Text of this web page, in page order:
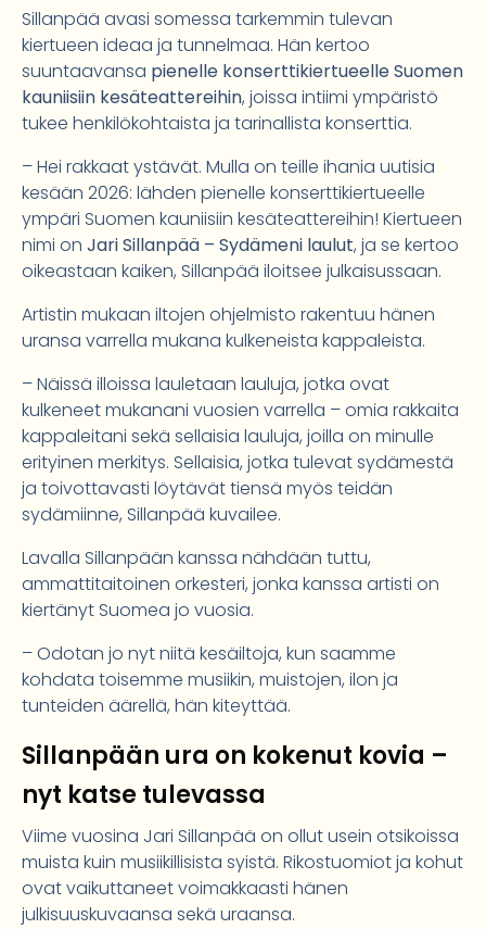
Sillanpää avasi somessa tarkemmin tulevan
kiertueen ideaa ja tunnelmaa. Hän kertoo
suuntaavansa pienelle konserttikiertueelle Suomen
kauniisiin kesäteattereihin, joissa intiimi ympäristö
tukee henkilökohtaista ja tarinallista konserttia.
– Hei rakkaat ystävät. Mulla on teille ihania uutisia
kesään 2026: lähden pienelle konserttikiertueelle
ympäri Suomen kauniisiin kesäteattereihin! Kiertueen
nimi on Jari Sillanpää – Sydämeni laulut, ja se kertoo
oikeastaan kaiken, Sillanpää iloitsee julkaisussaan.
Artistin mukaan iltojen ohjelmisto rakentuu hänen
uransa varrella mukana kulkeneista kappaleista.
– Näissä illoissa lauletaan lauluja, jotka ovat
kulkeneet mukanani vuosien varrella – omia rakkaita
kappaleitani sekä sellaisia lauluja, joilla on minulle
erityinen merkitys. Sellaisia, jotka tulevat sydämestä
ja toivottavasti löytävät tiensä myös teidän
sydämiinne, Sillanpää kuvailee.
Lavalla Sillanpään kanssa nähdään tuttu,
ammattitaitoinen orkesteri, jonka kanssa artisti on
kiertänyt Suomea jo vuosia.
– Odotan jo nyt niitä kesäiltoja, kun saamme
kohdata toisemme musiikin, muistojen, ilon ja
tunteiden äärellä, hän kiteyttää.
Sillanpään ura on kokenut kovia –
nyt katse tulevassa
Viime vuosina Jari Sillanpää on ollut usein otsikoissa
muista kuin musiikillisista syistä. Rikostuomiot ja kohut
ovat vaikuttaneet voimakkaasti hänen
julkisuuskuvaansa sekä uraansa.